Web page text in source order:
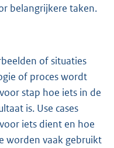
belangrijkere taken.
of situaties
of proces wordt
stap hoe iets in de
is. Use cases
iets dient en hoe
worden vaak gebruikt